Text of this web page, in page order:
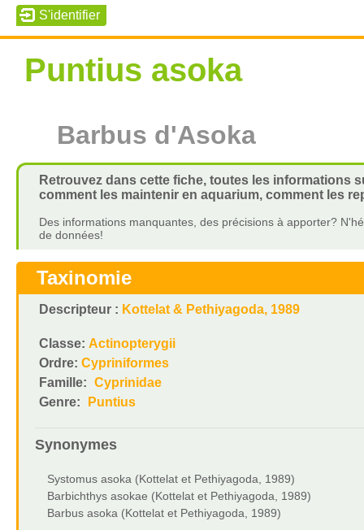
Puntius asoka
Barbus d'Asoka
Retrouvez dans cette fiche, toutes les informations
comment les maintenir en aquarium, comment les
Des informations manquantes, des précisions à apporter?
de données!
Taxinomie
Descripteur : Kottelat & Pethiyagoda, 1989
Classe: Actinopterygii
Ordre: Cypriniformes
Famille: Cyprinidae
Genre:
Puntius
Synonymes
Systomus asoka (Kottelat et Pethiyagoda, 1989)
Barbichthys asokae (Kottelat et Pethiyagoda, 1989)
Barbus asoka (Kottelat et Pethiyagoda, 1989)